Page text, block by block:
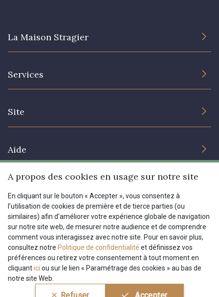
La Maison Stragier
Services
Site
Prix réduits
Magazine
Aide
Livraison : France, Belgique, International
Retours & réclamations
FAQ - Questions fréquentes
Modes de paiements
Tous nos tissus
Magazine
FR EN
Dernière modification : 16/06/2025 09:24
Conditions générales de vente Politique de confidentialité
A propos des cookies en usage sur notre site
En cliquant sur le bouton « Accepter », vous consentez à
l'utilisation de cookies de première et de tierce parties (ou
similaires) afin d'améliorer votre expérience globale de navigation
sur notre site web, de mesurer notre audience et de comprendre
comment vous interagissez avec notre site. Pour en savoir plus,
consultez notre Politique de confidentialité et définissez vos
préférences ou retirez votre consentement à tout moment en
cliquantici ou sur le lien « Paramétrage des cookies » au bas de
notre site Web.
Refuser Accepter